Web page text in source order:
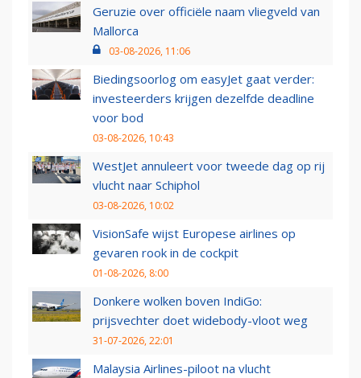
Geruzie over officiële naam vliegveld van
Mallorca
03-08-2026, 11:06
Biedingsoorlog om easyJet gaat verder:
investeerders krijgen dezelfde deadline
voor bod
03-08-2026, 10:43
WestJet annuleert voor tweede dag op rij
vlucht naar Schiphol
03-08-2026, 10:02
VisionSafe wijst Europese airlines op
gevaren rook in de cockpit
01-08-2026, 8:00
Donkere wolken boven IndiGo:
prijsvechter doet widebody-vloot weg
31-07-2026, 22:01
Malaysia Airlines-piloot na vlucht